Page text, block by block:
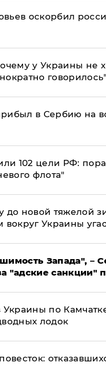
оскорбил
у Украины не
говорилось"
в Сербию на
102 цели РФ:
флота"
до новой тяжелой
Украины
Запада", –
"адские санкции"
Украины по
лодок